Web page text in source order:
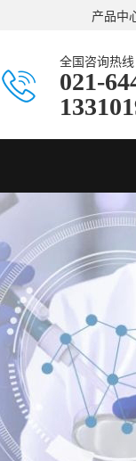
产品中
全国咨询热线
021-